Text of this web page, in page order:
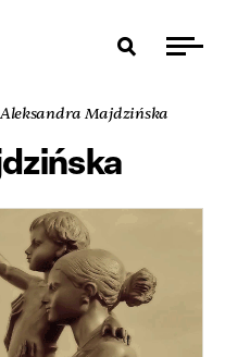
Aleksandra Majdzińska